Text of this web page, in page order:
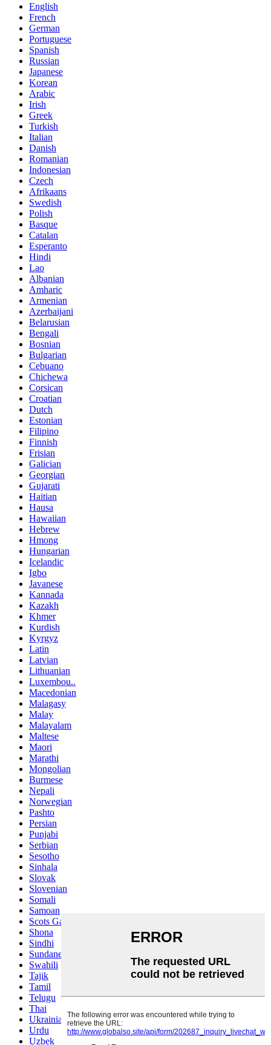
English
French
German
Portuguese
Spanish
Russian
Japanese
Korean
Arabic
Irish
Greek
Turkish
Italian
Danish
Romanian
Indonesian
Czech
Afrikaans
Swedish
Polish
Basque
Catalan
Esperanto
Hindi
Lao
Albanian
Amharic
Armenian
Azerbaijani
Belarusian
Bengali
Bosnian
Bulgarian
Cebuano
Chichewa
Corsican
Croatian
Dutch
Estonian
Filipino
Finnish
Frisian
Galician
Georgian
Gujarati
Haitian
Hausa
Hawaiian
Hebrew
Hmong
Hungarian
Icelandic
Igbo
Javanese
Kannada
Kazakh
Khmer
Kurdish
Kyrgyz
Latin
Latvian
Lithuanian
Luxembou..
Macedonian
Malagasy
Malay
Malayalam
Maltese
Maori
Marathi
Mongolian
Burmese
Nepali
Norwegian
Pashto
Persian
Punjabi
Serbian
Sesotho
Sinhala
Slovak
Slovenian
Somali
Samoan
Scots Gaelic
Shona
Sindhi
Sundanese
Swahili
Tajik
Tamil
Telugu
Thai
Ukrainian
Urdu
Uzbek